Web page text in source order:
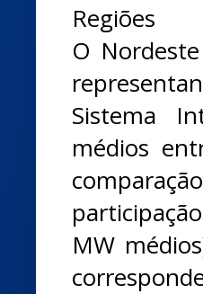
Regiões
O
Sistema
médios
MW